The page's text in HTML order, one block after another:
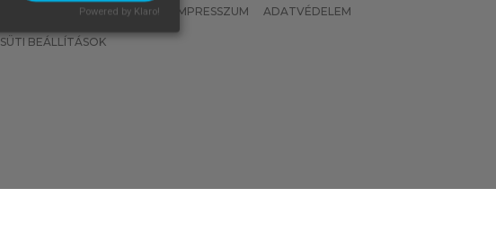
MI – ÁLTALÁNOS IRÁNYELVEK IMPRESSZUM ADATVÉDELEM
SÜTI BEÁLLÍTÁSOK
Powered by Klaro!